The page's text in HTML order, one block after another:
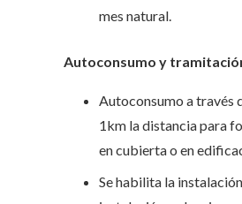
mes natural.
Autoconsumo y
Autoconsumo a través
1km la distancia para
en cubierta o en
Se habilita la